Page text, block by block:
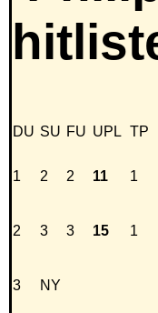
DU SU FU UPL TP
1 2 2 11 1
2 3 3 15 1
3 NY